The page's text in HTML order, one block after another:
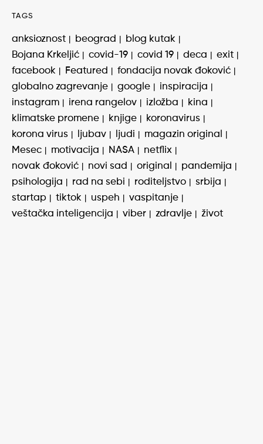
TAGS
anksioznost beograd
blog kutak
Bojana Krkeljić
covid-19 covid 19 deca
exit
facebook
Featured
fondacija novak đoković
globalno zagrevanje
google
inspiracija
instagram
irena rangelov izložba
kina
klimatske promene
knjige
koronavirus
korona virus
ljubav ljudi
magazin original
Mesec
motivacija NASA
netflix
novak đoković
novi sad original
pandemija
psihologija
rad na sebi roditeljstvo
srbija
startap
tiktok uspeh
vaspitanje
veštačka inteligencija
viber zdravlje život